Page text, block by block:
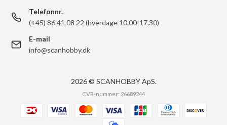
Telefonnr.
(+45) 86 41 08 22 (hverdage 10.00-17.30)
E-mail
info@scanhobby.dk
2026 © SCANHOBBY ApS.
CVR-nummer: 26689244